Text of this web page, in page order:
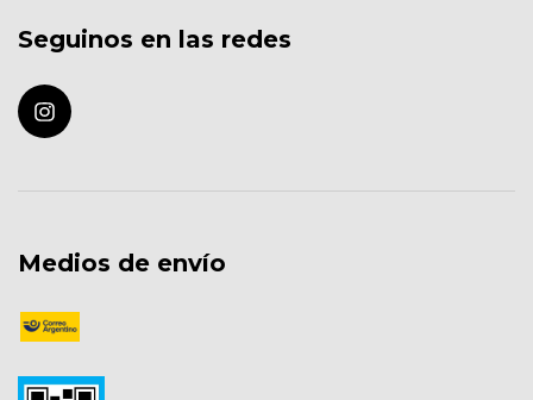
Seguinos en las redes
Medios de envío